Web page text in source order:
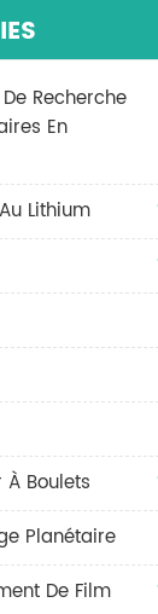
Recherche
En
Lithium
Boulets
Planétaire
De Film